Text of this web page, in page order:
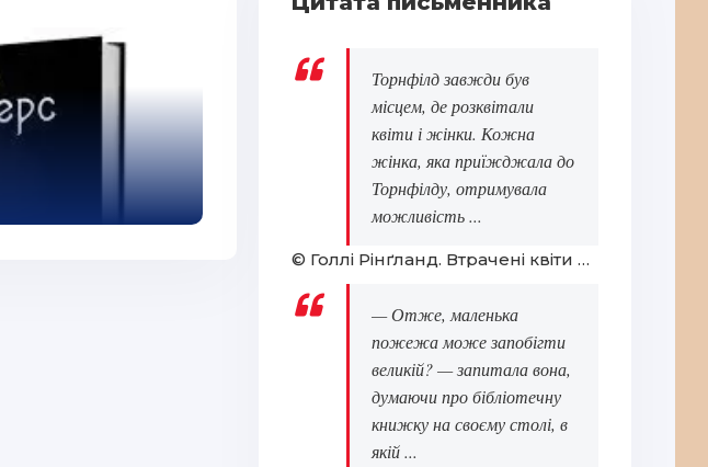
Свою Україну любiть...
Торнфілд завжди був
місцем, де розквітали
квіти і жінки. Кожна
жінка, яка приїжджала до
Торнфілду, отримувала
можливість ...
© Голлі Рінґланд. Втрачені квіти Еліс Гарт
— Отже, маленька
пожежа може запобігти
великій? — запитала вона,
думаючи про бібліотечну
книжку на своєму столі, в
якій ...